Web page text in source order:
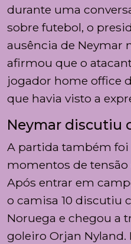
durante uma
sobre futebol, o
ausência de Neymar
afirmou que o
jogador home office
que havia visto a
Neymar discutiu
A partida também
momentos de
Após entrar em
o camisa 10 discutiu
Noruega e chegou a
goleiro Orjan Nyland.